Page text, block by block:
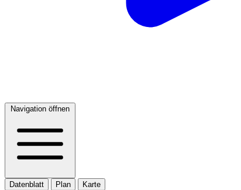
Navigation öffnen
Datenblatt Plan Karte